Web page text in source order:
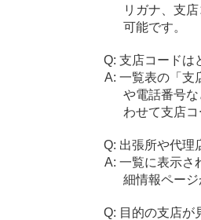
リガナ、支
可能です。
支店コードは
一覧表の「支
や電話番号
わせて支店
出張所や代理
一覧に表示さ
細情報ペー
目的の支店が